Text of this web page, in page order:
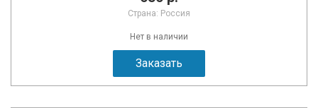
Страна: Россия
Нет в наличии
Заказать